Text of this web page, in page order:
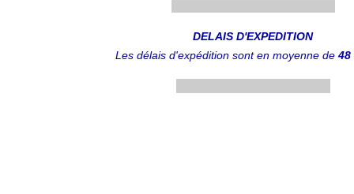
DELAIS D'EXPEDITION
Les délais d'expédition sont en moyenne de 48